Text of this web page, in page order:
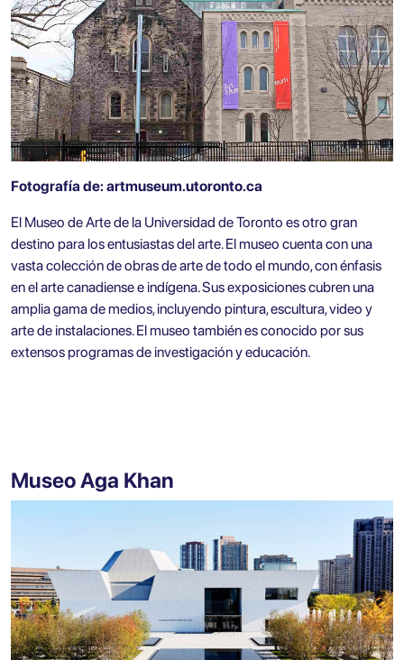
Fotografía de: artmuseum.utoronto.ca
El Museo de Arte de la Universidad de Toronto es otro gran
destino para los entusiastas del arte. El museo cuenta con una
vasta colección de obras de arte de todo el mundo, con énfasis
en el arte canadiense e indígena. Sus exposiciones cubren una
amplia gama de medios, incluyendo pintura, escultura, video y
arte de instalaciones. El museo también es conocido por sus
extensos programas de investigación y educación.
Museo Aga Khan